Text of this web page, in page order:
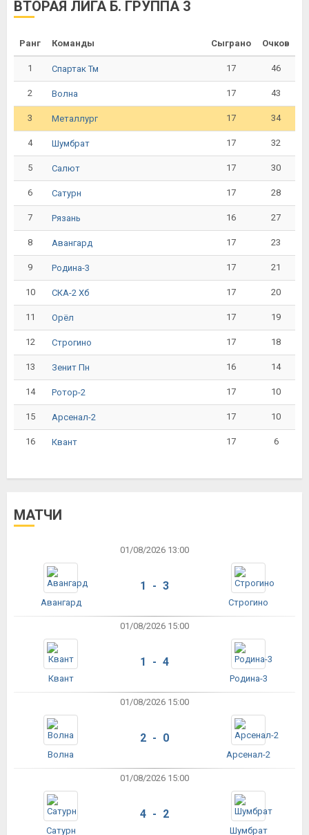
ВТОРАЯ ЛИГА Б. ГРУППА 3
Ранг Команды Сыграно Очков
1 Спартак Тм 17 46
2 Волна 17 43
3 Металлург 17 34
4 Шумбрат 17 32
5 Салют 17 30
6 Сатурн 17 28
7 Рязань 16 27
8 Авангард 17 23
9 Родина-3 17 21
10 СКА-2 Хб 17 20
11 Орёл 17 19
12 Строгино 17 18
13 Зенит Пн 16 14
14 Ротор-2 17 10
15 Арсенал-2 17 10
16 Квант 17 6
МАТЧИ
01/08/2026 13:00
Авангард
1 - 3
Строгино
01/08/2026 15:00
Квант
1 - 4
Родина-3
01/08/2026 15:00
Волна
2 - 0
Арсенал-2
01/08/2026 15:00
Сатурн
4 - 2
Шумбрат